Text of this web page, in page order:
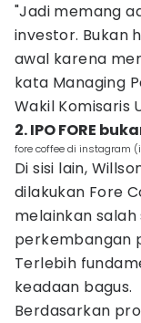
"Jadi memang
investor. Bukan
awal karena
kata Managing
Wakil Komisaris
2. IPO FORE
fore coffee di instagram
Di sisi lain,
dilakukan Fore
melainkan
perkembangan
Terlebih
keadaan bagus.
Berdasarkan